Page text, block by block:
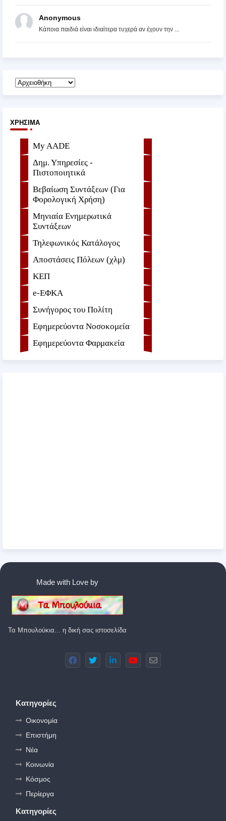
Anonymous
Κάποια παιδιά είναι ιδιαίτερα τυχερά αν έχουν την ...
ΧΡΉΣΙΜΑ
My AADE
Δημ. Υπηρεσίες -
Πιστοποιητικά
Βεβαίωση Συντάξεων (Για
Φορολογική Χρήση)
Μηνιαία Ενημερωτικά
Συντάξεων
Τηλεφωνικός Κατάλογος
Αποστάσεις Πόλεων (χλμ)
ΚΕΠ
e-ΕΦKA
Συνήγορος του Πολίτη
Εφημερεύοντα Νοσοκομεία
Εφημερεύοντα Φαρμακεία
Made with Love by
Τα Μπουλούκια... η δική σας ιστοσελίδα
Κατηγορίες
Οικονομία
Επιστήμη
Νέα
Κοινωνία
Κόσμος
Περίεργα
Κατηγορίες